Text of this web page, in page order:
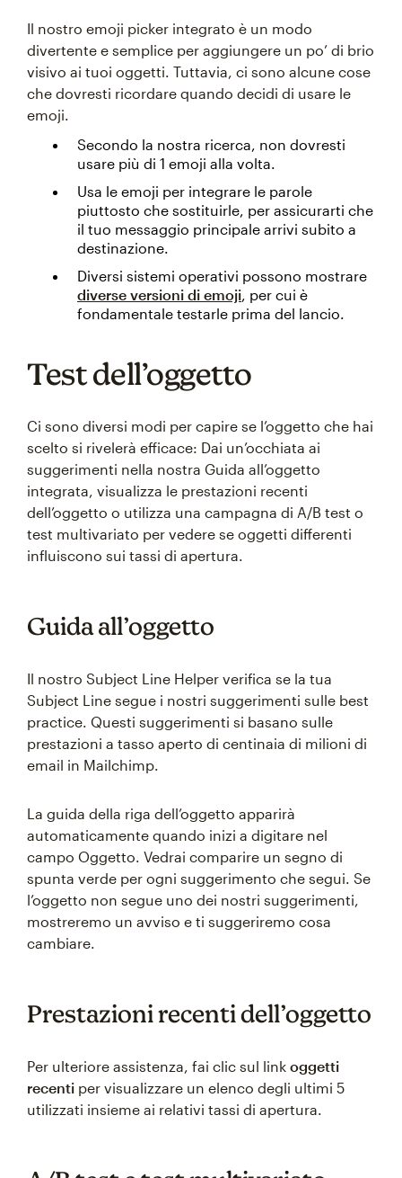
Il nostro emoji picker integrato è un modo
divertente e semplice per aggiungere un po’ di brio
visivo ai tuoi oggetti. Tuttavia, ci sono alcune cose
che dovresti ricordare quando decidi di usare le
emoji.
Secondo la nostra ricerca, non dovresti
usare più di 1 emoji alla volta.
Usa le emoji per integrare le parole
piuttosto che sostituirle, per assicurarti che
il tuo messaggio principale arrivi subito a
destinazione.
Diversi sistemi operativi possono mostrare
diverse versioni di emoji, per cui è
fondamentale testarle prima del lancio.
Test dell’oggetto
Ci sono diversi modi per capire se l’oggetto che hai
scelto si rivelerà efficace: Dai un’occhiata ai
suggerimenti nella nostra Guida all’oggetto
integrata, visualizza le prestazioni recenti
dell’oggetto o utilizza una campagna di A/B test o
test multivariato per vedere se oggetti differenti
influiscono sui tassi di apertura.
Guida all’oggetto
Il nostro Subject Line Helper verifica se la tua
Subject Line segue i nostri suggerimenti sulle best
practice. Questi suggerimenti si basano sulle
prestazioni a tasso aperto di centinaia di milioni di
email in Mailchimp.
La guida della riga dell’oggetto apparirà
automaticamente quando inizi a digitare nel
campo Oggetto. Vedrai comparire un segno di
spunta verde per ogni suggerimento che segui. Se
l’oggetto non segue uno dei nostri suggerimenti,
mostreremo un avviso e ti suggeriremo cosa
cambiare.
Prestazioni recenti dell’oggetto
Per ulteriore assistenza, fai clic sul link oggetti
recenti per visualizzare un elenco degli ultimi 5
utilizzati insieme ai relativi tassi di apertura.